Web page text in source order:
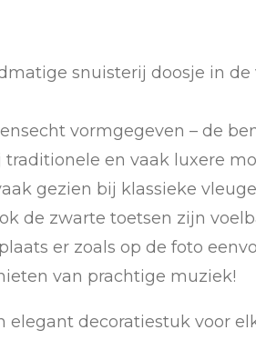
snuisterij doosje in de
vormgegeven – de
en vaak luxere
gezien bij klassieke
de zwarte toetsen zijn
er zoals op de foto
van prachtige muziek!
elegant decoratiestuk voor